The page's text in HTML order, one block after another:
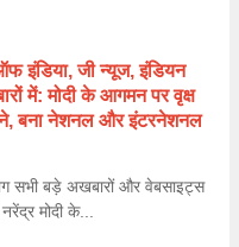
इंडिया, जी न्यूज, इंडियन
में: मोदी के आगमन पर वृक्ष
बना नेशनल और इंटरनेशनल
सभी बड़े अखबारों और वेबसाइट्स
मोदी के...